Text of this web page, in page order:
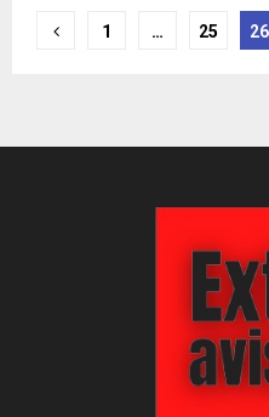
Sidepaginering
1 … 25 26